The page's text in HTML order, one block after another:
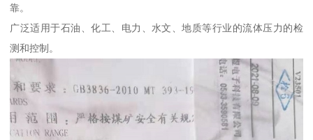
靠。
广泛适用于石油、化工、电力、水文、地质等行业的流体压力的检
测和控制。